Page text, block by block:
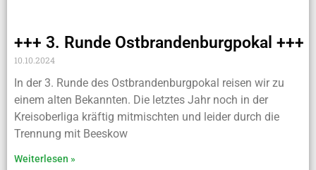
+++ 3. Runde Ostbrandenburgpokal +++
10.10.2024
In der 3. Runde des Ostbrandenburgpokal reisen wir zu
einem alten Bekannten. Die letztes Jahr noch in der
Kreisoberliga kräftig mitmischten und leider durch die
Trennung mit Beeskow
Weiterlesen »